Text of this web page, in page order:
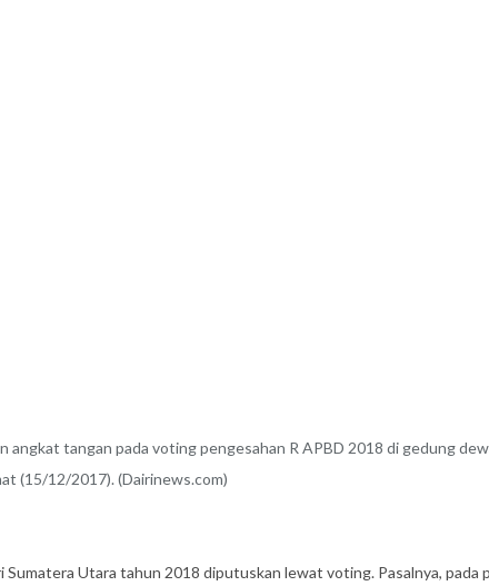
tangan pada voting pengesahan R APBD 2018 di gedung
(15/12/2017). (Dairinews.com)
Utara tahun 2018 diputuskan lewat voting. Pasalnya, pada